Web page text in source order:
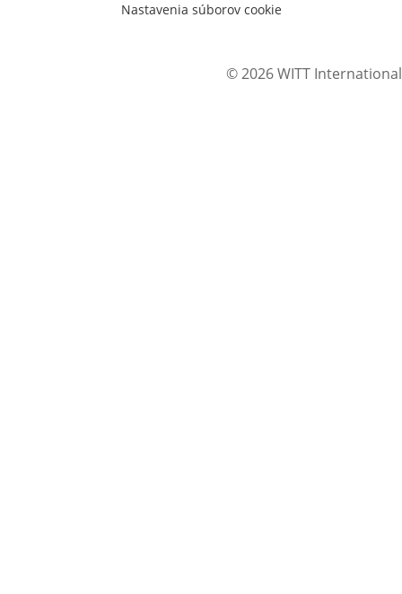
Nastavenia súborov cookie
© 2026 WITT International